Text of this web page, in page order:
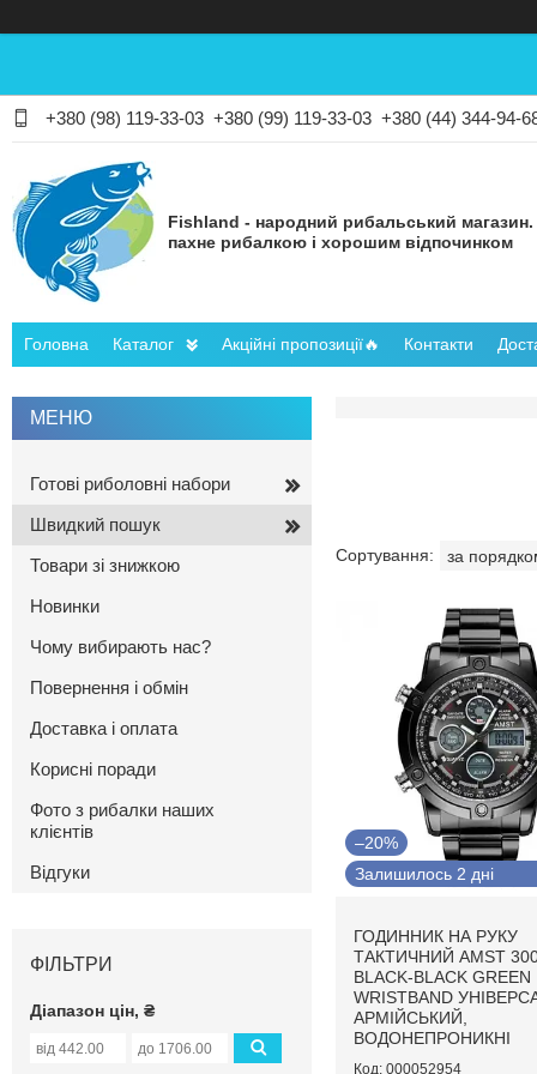
+380 (98) 119-33-03 +380 (99) 119-33-03 +380 (44) 344-94-
Fishland - народний рибальський магазин.
пахне рибалкою і хорошим відпочинком
Головна Каталог Акційні пропозиції🔥 Контакти
–20%
Залишилось 2 дні
ГОДИННИК НА РУКУ
ТАКТИЧНИЙ AMST
BLACK-BLACK GREEN
WRISTBAND
АРМІЙСЬКИЙ,
ВОДОНЕПРОНИКНІ
000052954
Готові риболовні набори
Швидкий пошук
Товари зі знижкою
Новинки
Чому вибирають нас?
Повернення і обмін
Доставка і оплата
Корисні поради
Фото з рибалки наших
клієнтів
Відгуки
ФІЛЬТРИ
Діапазон цін, ₴